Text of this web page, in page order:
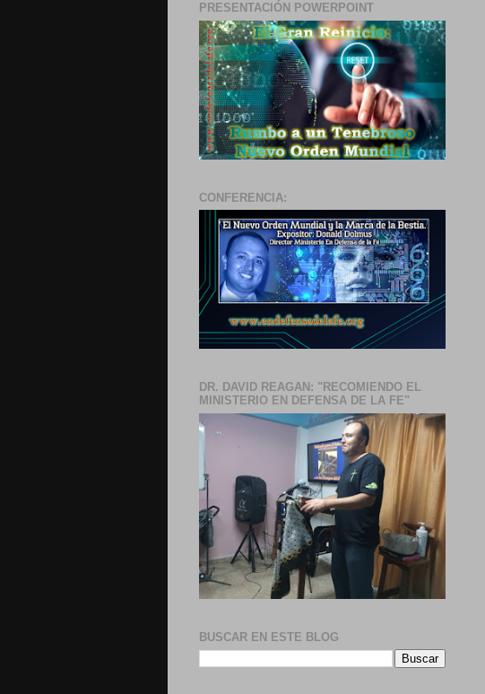
PRESENTACIÓN POWERPOINT
CONFERENCIA:
DR. DAVID REAGAN: "RECOMIENDO EL
MINISTERIO EN DEFENSA DE LA FE"
BUSCAR EN ESTE BLOG